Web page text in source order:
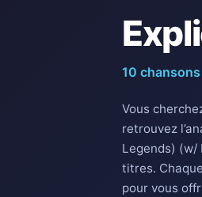
10
Vous
retrouvez
Legends) (w/
titres.
pour vous